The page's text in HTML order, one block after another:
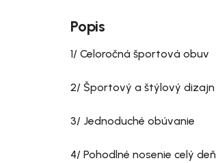
Popis
1/ Celoročná športová obuv
2/ Športový a štýlový dizajn
3/ Jednoduché obúvanie
4/ Pohodlné nosenie celý deň